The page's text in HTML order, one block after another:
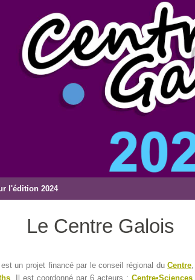
l'édition 2024
Le Centre Galois
est un projet financé par le conseil régional duCentre
. Il est coordonné par 6 acteurs : Centre•Sciences, l